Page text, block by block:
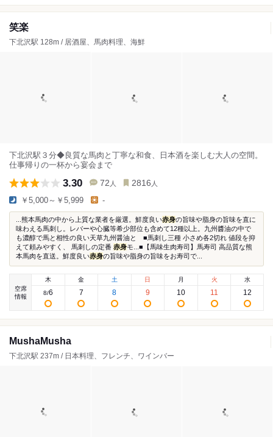
笑楽
下北沢駅 128m / 居酒屋、馬肉料理、海鮮
下北沢駅３分◆良質な馬肉と丁寧な和食、日本酒を楽しむ大人の空間。
仕事帰りの一杯から宴会まで
3.30 72 人 2816 人
￥5,000～￥5,999 -
...熊本馬肉の中から上質な業者を厳選。鮮度良い赤身の旨味や脂身の旨味を直に
味わえる馬刺し。レバーや心臓等希少部位も含めて12種以上。九州醬油の中で
も濃醇で馬と相性の良い天草九州醤油と ■馬刺し三種 小さめ各2切れ 値段を抑
えて頼みやすく、 馬刺しの定番 赤身モ...■【馬味生肉寿司】馬寿司 高品質な熊
本馬肉を直送。鮮度良い赤身の旨味や脂身の旨味をお寿司で...
空席
情報
木
8/6
金
7
土
8
日
9
月
10
火
11
水
12
MushaMusha
下北沢駅 237m / 日本料理、フレンチ、ワインバー